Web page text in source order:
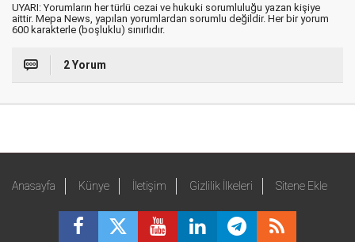
UYARI: Yorumların her türlü cezai ve hukuki sorumluluğu yazan kişiye
aittir. Mepa News, yapılan yorumlardan sorumlu değildir. Her bir yorum
600 karakterle (boşluklu) sınırlıdır.
2 Yorum
Anasayfa Künye İletişim Gizlilik İlkeleri Sitene Ekle